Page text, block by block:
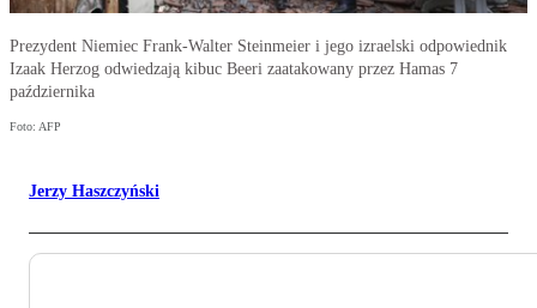
Prezydent Niemiec Frank-Walter Steinmeier i jego izraelski odpowiednik
Izaak Herzog odwiedzają kibuc Beeri zaatakowany przez Hamas 7
października
Foto: AFP
Jerzy Haszczyński